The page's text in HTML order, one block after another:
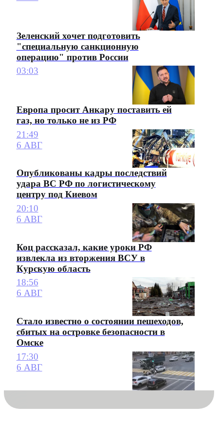
Зеленский хочет подготовить
"специальную санкционную
операцию" против России
03:03
Европа просит Анкару поставить ей
газ, но только не из РФ
21:49
6 АВГ
Опубликованы кадры последствий
удара ВС РФ по логистическому
центру под Киевом
20:10
6 АВГ
Коц рассказал, какие уроки РФ
извлекла из вторжения ВСУ в
Курскую область
18:56
6 АВГ
Стало известно о состоянии пешеходов,
сбитых на островке безопасности в
Омске
17:30
6 АВГ